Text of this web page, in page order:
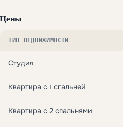
Цены
ТИП НЕДВИЖИМОСТИ
Студия
Квартира с 1 спальней
Квартира с 2 спальнями